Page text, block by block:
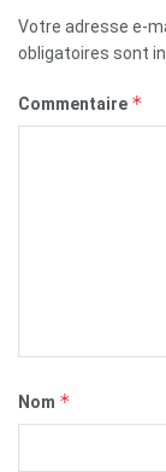
Votre adresse e-
obligatoires sont
Commentaire *
Nom *